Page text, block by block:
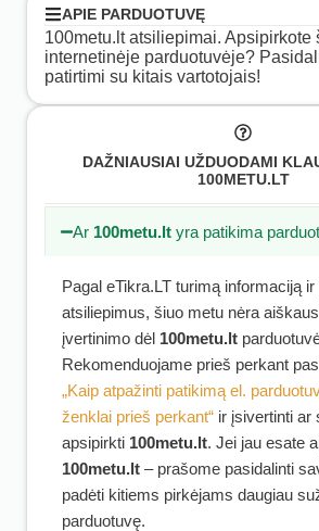
APIE PARDUOTUVĘ
100metu.lt atsiliepimai. Apsipirkote
internetinėje parduotuvėje?
patirtimi su kitais vartotojais!
DAŽNIAUSIAI UŽDUODAMI
100METU.LT
Ar 100metu.lt yra patikima
Pagal eTikra.LT turimą informaciją ir
atsiliepimus, šiuo metu nėra
įvertinimo dėl 100metu.lt
Rekomenduojame prieš perkant
„Kaip atpažinti patikimą el.
ženklai prieš perkant“ ir įsivertinti ar
apsipirkti 100metu.lt. Jei jau esate
100metu.lt – prašome pasidalinti
padėti kitiems pirkėjams daugiau
parduotuvę.